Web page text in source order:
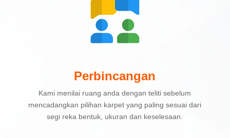
Perbincangan
Kami menilai ruang anda dengan teliti sebelum
mencadangkan pilihan karpet yang paling sesuai dari
segi reka bentuk, ukuran dan keselesaan.